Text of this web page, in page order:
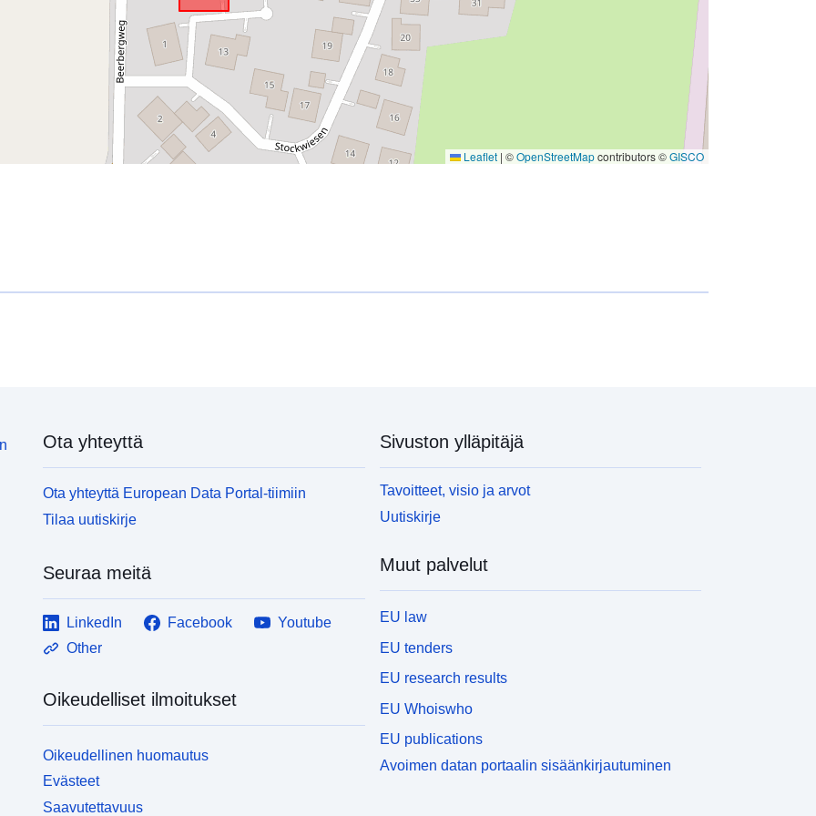
Leaflet | ©OpenStreetMapcontributors ©GISCO
Ota yhteyttä
Ota yhteyttä European Data Portal-tiimiin
Tilaa uutiskirje
Seuraa meitä
LinkedIn Facebook
Youtube
Other
Oikeudelliset ilmoitukset
Oikeudellinen huomautus
Evästeet
Saavutettavuus
Sivuston ylläpitäjä
Tavoitteet, visio ja arvot
Uutiskirje
Muut palvelut
EU law
EU tenders
EU research results
EU Whoiswho
EU publications
Avoimen datan portaalin sisäänkirjautuminen